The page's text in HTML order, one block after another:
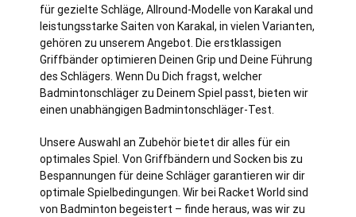
für gezielte Schläge, Allround-Modelle von Karakal und
leistungsstarke Saiten von Karakal, in vielen Varianten,
gehören zu unserem Angebot. Die erstklassigen
Griffbänder optimieren Deinen Grip und Deine Führung
des Schlägers. Wenn Du Dich fragst, welcher
Badmintonschläger zu Deinem Spiel passt, bieten wir
einen unabhängigen Badmintonschläger-Test.
Unsere Auswahl an Zubehör bietet dir alles für ein
optimales Spiel. Von Griffbändern und Socken bis zu
Bespannungen für deine Schläger garantieren wir dir
optimale Spielbedingungen. Wir bei Racket World sind
von Badminton begeistert – finde heraus, was wir zu